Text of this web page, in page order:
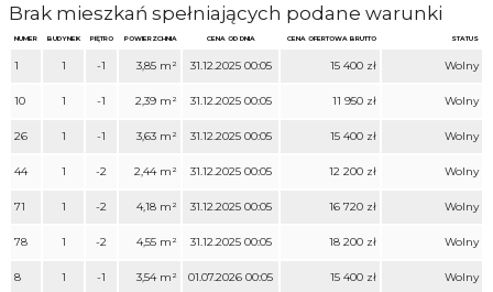
Brak mieszkań spełniających podane warunki
NUMER BUDYNEK PIĘTRO POWIERZCHNIA CENA OD DNIA CENA OFERTOWA BRUTTO STATUS
1 1 -1 3,85 m² 31.12.2025 00:05 15 400 zł Wolny
10 1 -1 2,39 m² 31.12.2025 00:05 11 950 zł Wolny
26 1 -1 3,63 m² 31.12.2025 00:05 15 400 zł Wolny
44 1 -2 2,44 m² 31.12.2025 00:05 12 200 zł Wolny
71 1 -2 4,18 m² 31.12.2025 00:05 16 720 zł Wolny
78 1 -2 4,55 m² 31.12.2025 00:05 18 200 zł Wolny
8 1 -1 3,54 m² 01.07.2026 00:05 15 400 zł Wolny